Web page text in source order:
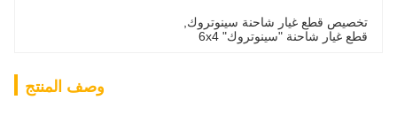
تخصيص قطع غيار شاحنة سينوتروك
قطع غيار شاحنة "سينوتروك" 6x4
وصف المنتج